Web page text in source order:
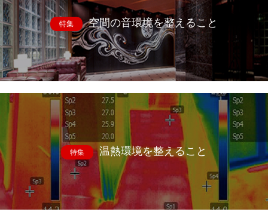
特集 空間の音環境を整えること
特集 温熱環境を整えること